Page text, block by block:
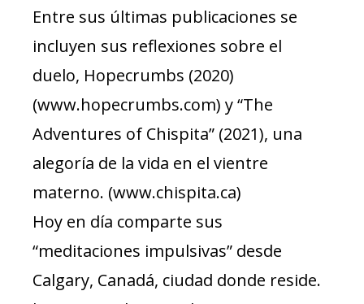
Entre sus últimas publicaciones se
incluyen sus reflexiones sobre el
duelo, Hopecrumbs (2020)
(www.hopecrumbs.com) y “The
Adventures of Chispita” (2021), una
alegoría de la vida en el vientre
materno. (www.chispita.ca)
Hoy en día comparte sus
“meditaciones impulsivas” desde
Calgary, Canadá, ciudad donde reside.